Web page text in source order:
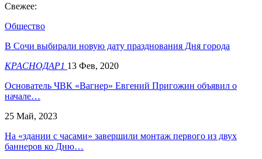
Свежее:
Общество
В Сочи выбирали новую дату празднования Дня города
КРАСНОДАР1 13 Фев, 2020
Основатель ЧВК «Вагнер» Евгений Пригожин объявил о
начале…
25 Май, 2023
На «здании с часами» завершили монтаж первого из двух
баннеров ко Дню…